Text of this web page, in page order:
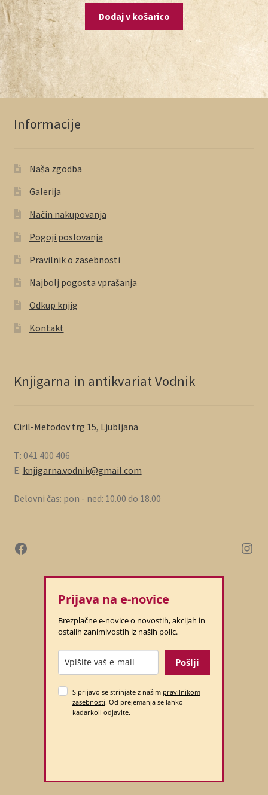
Dodaj v košarico
Informacije
Naša zgodba
Galerija
Način nakupovanja
Pogoji poslovanja
Pravilnik o zasebnosti
Najbolj pogosta vprašanja
Odkup knjig
Kontakt
Knjigarna in antikvariat Vodnik
Ciril-Metodov trg 15, Ljubljana
T: 041 400 406
E: knjigarna.vodnik@gmail.com
Delovni čas: pon - ned: 10.00 do 18.00
Prijava na e-novice
Brezplačne e-novice o novostih, akcijah in
ostalih zanimivostih iz naših polic.
Pošlji
S prijavo se strinjate z našim pravilnikom
zasebnosti. Od prejemanja se lahko
kadarkoli odjavite.